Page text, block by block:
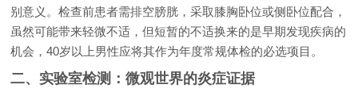
别意义。检查前患者需排空膀胱，采取膝胸卧位或侧卧位配合，
虽然可能带来轻微不适，但短暂的不适换来的是早期发现疾病的
机会，40岁以上男性应将其作为年度常规体检的必选项目。
二、实验室检测：微观世界的炎症证据